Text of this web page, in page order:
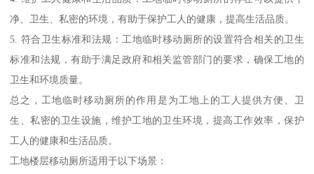
净、卫生、私密的环境，有助于保护工人的健康，提高生活品质。
5. 符合卫生标准和法规：工地临时移动厕所的设置符合相关的卫生
标准和法规，有助于满足政府和相关监管部门的要求，确保工地的
卫生和环境质量。
总之，工地临时移动厕所的作用是为工地上的工人提供方便、卫
生、私密的卫生设施，维护工地的卫生环境，提高工作效率，保护
工人的健康和生活品质。
工地楼层移动厕所适用于以下场景：